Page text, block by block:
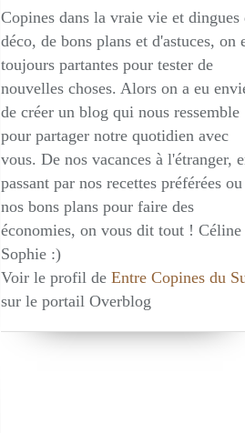
Copines dans la vraie vie et dingues
déco, de bons plans et d'astuces, on
toujours partantes pour tester de
nouvelles choses. Alors on a eu
de créer un blog qui nous ressemble
pour partager notre quotidien avec
vous. De nos vacances à l'étranger,
passant par nos recettes préférées ou
nos bons plans pour faire des
économies, on vous dit tout ! Céline
Sophie :)
Voir le profil de Entre Copines du
sur le portail Overblog